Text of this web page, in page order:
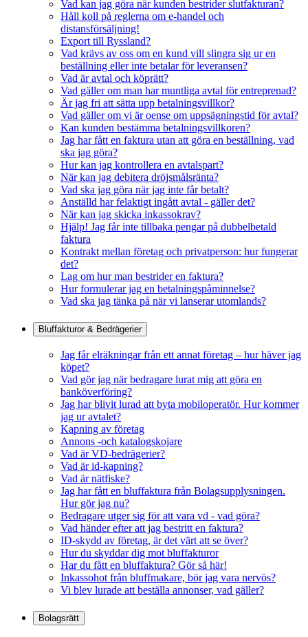
Vad kan jag göra när kunden bestrider slutfakturan?
Håll koll på reglerna om e-handel och
distansförsäljning!
Export till Ryssland?
Vad krävs av oss om en kund vill slingra sig ur en
beställning eller inte betalar för leveransen?
Vad är avtal och köprätt?
Vad gäller om man har muntliga avtal för entreprenad?
Är jag fri att sätta upp betalningsvillkor?
Vad gäller om vi är oense om uppsägningstid för avtal?
Kan kunden bestämma betalningsvillkoren?
Jag har fått en faktura utan att göra en beställning, vad
ska jag göra?
Hur kan jag kontrollera en avtalspart?
När kan jag debitera dröjsmålsränta?
Vad ska jag göra när jag inte får betalt?
Anställd har felaktigt ingått avtal - gäller det?
När kan jag skicka inkassokrav?
Hjälp! Jag får inte tillbaka pengar på dubbelbetald
faktura
Kontrakt mellan företag och privatperson: hur fungerar
det?
Lag om hur man bestrider en faktura?
Hur formulerar jag en betalningspåminnelse?
Vad ska jag tänka på när vi lanserar utomlands?
Bluffakturor & Bedrägerier
Jag får elräkningar från ett annat företag – hur häver jag
köpet?
Vad gör jag när bedragare lurat mig att göra en
banköverföring?
Jag har blivit lurad att byta mobiloperatör. Hur kommer
jag ur avtalet?
Kapning av företag
Annons -och katalogskojare
Vad är VD-bedrägerier?
Vad är id-kapning?
Vad är nätfiske?
Jag har fått en bluffaktura från Bolagsupplysningen.
Hur gör jag nu?
Bedragare utger sig för att vara vd - vad göra?
Vad händer efter att jag bestritt en faktura?
ID-skydd av företag, är det värt att se över?
Hur du skyddar dig mot bluffakturor
Har du fått en bluffaktura? Gör så här!
Inkassohot från bluffmakare, bör jag vara nervös?
Vi blev lurade att beställa annonser, vad gäller?
Bolagsrätt